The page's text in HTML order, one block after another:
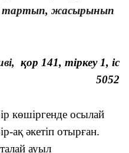
тартып, жасырынып
қор 141, тіркеу 1, іс
5052
көшіргенде осылай
ақ әкетіп отырған.
ауыл